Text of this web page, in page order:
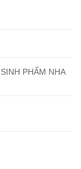
PHẨM NHA